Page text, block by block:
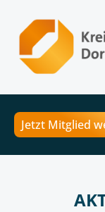
Jetzt Mitglied